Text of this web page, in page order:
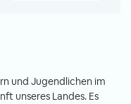
und Jugendlichen im
unseres Landes. Es